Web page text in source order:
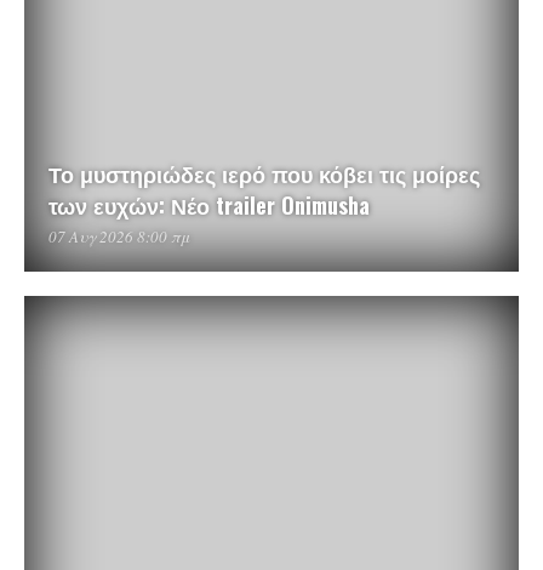
Το μυστηριώδες ιερό που κόβει τις μοίρες
των ευχών: Νέο trailer Onimusha
07 Αυγ 2026 8:00 πμ